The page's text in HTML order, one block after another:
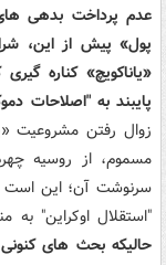
عدم پرداخت بدهی
پول» پیش از این،
«یاناکویچ» کناره
پایبند به"اصلاحات
زوال رفتن مشروعیت
مسموم، از روسیه
سرنوشت آن؛ این است
"استقلال اوکراین" به
حالیکه بحث های